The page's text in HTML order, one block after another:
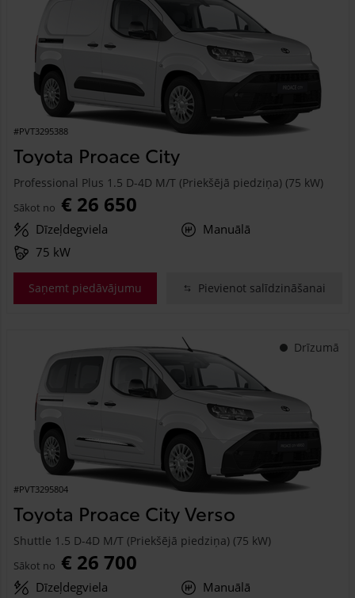
#PVT3295388
Toyota Proace City
Professional Plus 1.5 D-4D M/T (Priekšējā piedziņa) (75 kW)
Sākot no € 26 650
Dīzeļdegviela
Manuālā
75 kW
Saņemt piedāvājumu Pievienot salīdzināšanai
Drīzumā
#PVT3295804
Toyota Proace City Verso
Shuttle 1.5 D-4D M/T (Priekšējā piedziņa) (75 kW)
Sākot no € 26 700
Dīzeļdegviela
Manuālā